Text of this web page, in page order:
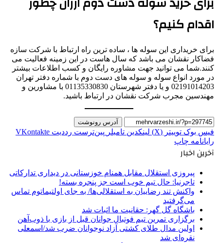
اقدام کنیم؟
برای خریداری این سوله ها ، ساده ترین راه ارتباط با شرکت سازه
فضاکار نقشان می باشد که سال هاست در این زمینه فعالیت می
کنند.شما می توانید جهت مشاوره رایگان و کسب اطلاعات بیشتر
در مورد انواع سوله و سوله های دست دوم با شماره دفتر تهران
02191014203 و یا دفتر شهرستان 01135330830 با مشاورین و
مهندسین مجرب شرکت نقشان در ارتباط باشید.
آدرس رونوشت
فیس بوک توییتر (X) لینکدین ‫تامبلر ‫پین‌ترست ‫رددیت ‫VKontakte
رایانامه چاپ
آخرین اخبار
پیروزی استقلال مقابل همنام خوزستانی در دیداری تدارکاتی
تاجرنیا: حال تیم خوب است جز پنجره بسته!
واکنش تند رضاییان به استقلالی‌ها/ به جای اولتیماتوم تماس
می‌گرفتید
باشگاه گل گهر: حقانیت ما اثبات شد
برگزاری تمرین تیم فوتبال جوانان قبل از بازی با ذوب‌آهن
اولین مدال طلای کشتی آزاد نوجوانان ضرب شد/اسمعلی
نقره‌ای شد